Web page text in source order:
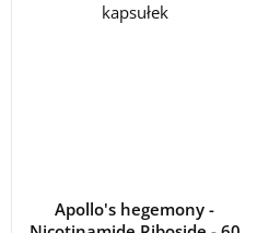
Apollo's hegemony -